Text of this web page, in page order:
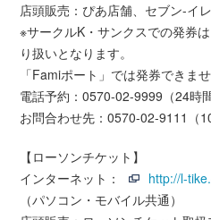
店頭販売：ぴあ店舗、セブン-イ
※サークルK・サンクスでの発券
り扱いとなります。
「Famiポート」では発券できませ
電話予約：0570-02-9999（24時
お問合わせ先：0570-02-9111（
【ローソンチケット】
インターネット：
http://l-
（パソコン・モバイル共通）